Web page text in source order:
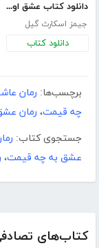
کتاب‌های
دانلود کتاب عشق اونیونگ
جیمز اسکارث گیل
دانلود کتاب
برچسب‌ها: رمان
چه قیمت، رمان
جستجوی کتاب:
عشق به چه قیمت،